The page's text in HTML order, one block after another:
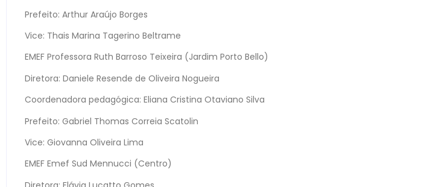
Prefeito: Arthur Araújo Borges
Vice: Thais Marina Tagerino Beltrame
EMEF Professora Ruth Barroso Teixeira (Jardim Porto Bello)
Diretora: Daniele Resende de Oliveira Nogueira
Coordenadora pedagógica: Eliana Cristina Otaviano Silva
Prefeito: Gabriel Thomas Correia Scatolin
Vice: Giovanna Oliveira Lima
EMEF Emef Sud Mennucci (Centro)